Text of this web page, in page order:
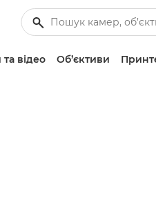
відео Об’єктиви